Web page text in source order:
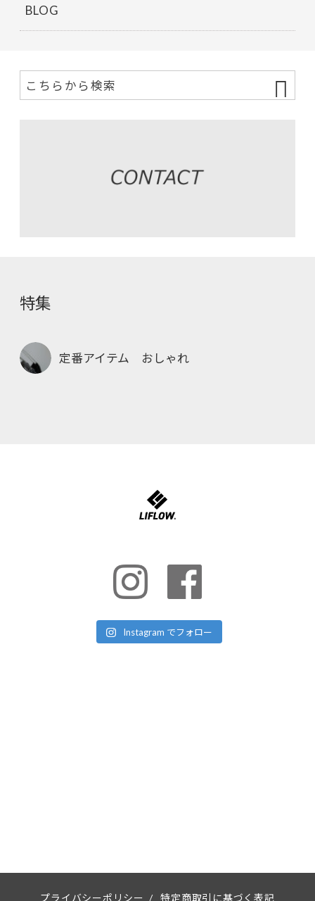
BLOG
特集
定番アイテム おしゃれ
Instagram でフォロー
プライバシーポリシー / 特定商取引に基づく表記